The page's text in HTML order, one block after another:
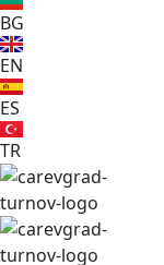
BG
EN
ES
TR